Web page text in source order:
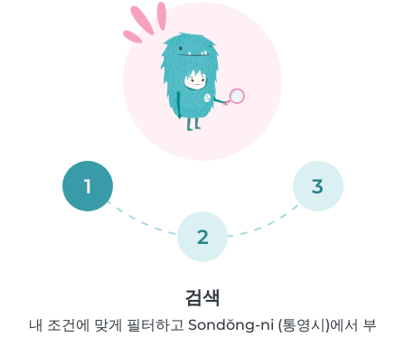
1
2
3
검색
내 조건에 맞게 필터하고 Sondŏng-ni (통영시)에서 부